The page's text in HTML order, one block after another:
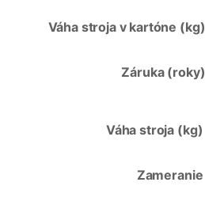
Váha stroja v kartóne (kg)
Záruka (roky)
Váha stroja (kg)
Zameranie